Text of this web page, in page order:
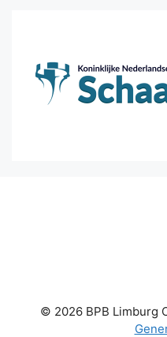
© 2026 BPB Limburg